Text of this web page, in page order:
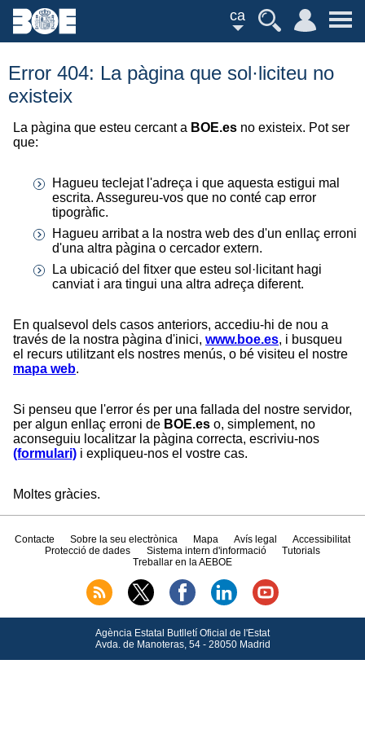
ca
Error 404: La pàgina que sol·liciteu no
existeix
La pàgina que esteu cercant a BOE.es no existeix. Pot ser
que:
Hagueu teclejat l'adreça i que aquesta estigui mal
escrita. Assegureu-vos que no conté cap error
tipogràfic.
Hagueu arribat a la nostra web des d'un enllaç erroni
d'una altra pàgina o cercador extern.
La ubicació del fitxer que esteu sol·licitant hagi
canviat i ara tingui una altra adreça diferent.
En qualsevol dels casos anteriors, accediu-hi de nou a
través de la nostra pàgina d'inici, www.boe.es, i busqueu
el recurs utilitzant els nostres menús, o bé visiteu el nostre
mapa web.
Si penseu que l'error és per una fallada del nostre servidor,
per algun enllaç erroni de BOE.es o, simplement, no
aconseguiu localitzar la pàgina correcta, escriviu-nos
(formulari) i expliqueu-nos el vostre cas.
Moltes gràcies.
Contacte Sobre la seu electrònica Mapa Avís legal
Accessibilitat
Protecció de dades
Sistema intern d'informació
Tutorials
Treballar en la AEBOE
Agència Estatal Butlletí Oficial de l'Estat
Avda.de Manoteras, 54 - 28050 Madrid